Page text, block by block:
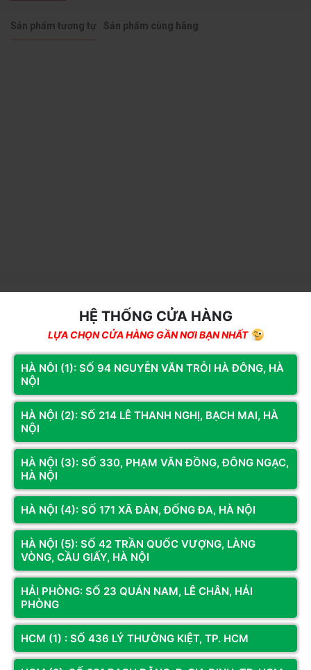
Kết nối : 1 x 24(20+4)-pin, CPU 1x(4+4-4+4)P, GPU PCI-E 1x(6+2-6+2)P,GPU
PCI-E 5.6 1x(12VHPWR)
Sản phẩm tương tự Sản phẩm cùng hãng
THÔNG SỐ KỸ THUẬT
Thông số kỹ
thuật
Thương hiệu HuntKey
Model GX850M
Chuẩn kích
thước
Công suất tối đa 850W
Hiệu suất 80 Plus Gold (Tiết kiệm điện, vận hành ổn định)
Điện áp vào 150 – 264V
Kiến trúc LLC + SR + DC-DC
Chuẩn hỗ trợ
PCI-E 5.0 – Tương thích VGA mới (RTX 40
Series…)
Modular
Quạt làm mát Quạt 120mm Silence – Hoạt động êm ái
Kích thước 150 x 150 x 86 mm
Xem thêm
HỆ THỐNG CỬA HÀNG
LỰA CHỌN CỬA HÀNG GẦN NƠI BẠN NHẤT
HÀ NÔI (1): SỐ 94 NGUYỄN VĂN TRỖI HÀ ĐÔNG, HÀ
NỘI
HÀ NỘI (2): SỐ 214 LÊ THANH NGHỊ, BẠCH MAI, HÀ
NỘI
HÀ NỘI (3): SỐ 330, PHẠM VĂN ĐỒNG, ĐÔNG NGẠC,
HÀ NỘI
HÀ NỘI (4): SỐ 171 XÃ ĐÀN, ĐỐNG ĐA, HÀ NỘI
HÀ NỘI (5): SỐ 42 TRẦN QUỐC VƯỢNG, LÀNG
VÒNG, CẦU GIẤY, HÀ NỘI
HẢI PHÒNG: SỐ 23 QUÁN NAM, LÊ CHÂN, HẢI
PHÒNG
HCM (1) : SỐ 436 LÝ THƯỜNG KIỆT, TP. HCM